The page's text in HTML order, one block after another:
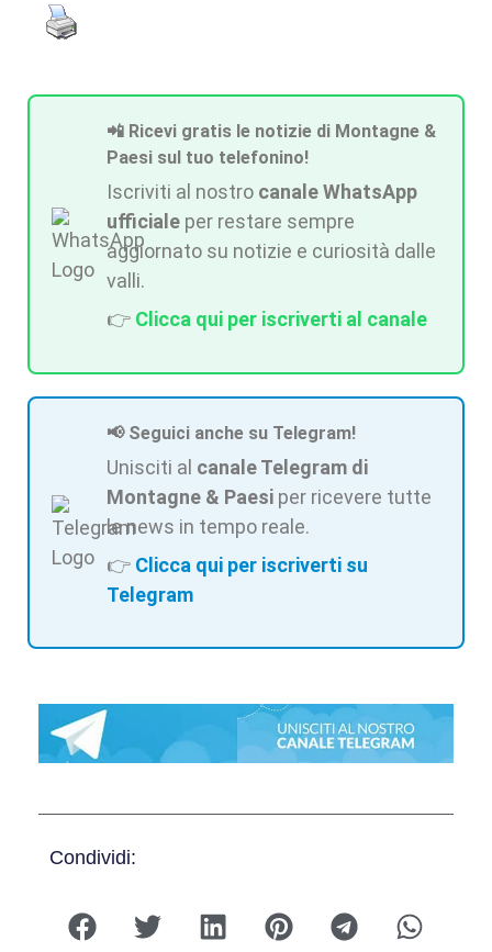
📲 Ricevi gratis le notizie di Montagne &
Paesi sul tuo telefonino!
Iscriviti al nostro canale WhatsApp
ufficiale per restare sempre
aggiornato su notizie e curiosità dalle
valli.
👉 Clicca qui per iscriverti al canale
📢 Seguici anche su Telegram!
Unisciti al canale Telegram di
Montagne & Paesi per ricevere tutte
le news in tempo reale.
👉 Clicca qui per iscriverti su
Telegram
Condividi: